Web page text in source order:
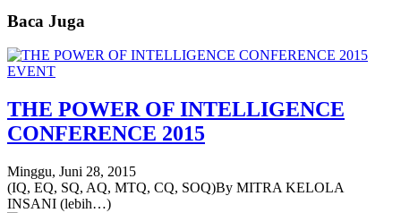
Baca Juga
EVENT
THE POWER OF INTELLIGENCE
CONFERENCE 2015
Minggu, Juni 28, 2015
(IQ, EQ, SQ, AQ, MTQ, CQ, SOQ)By MITRA KELOLA
INSANI (lebih…)